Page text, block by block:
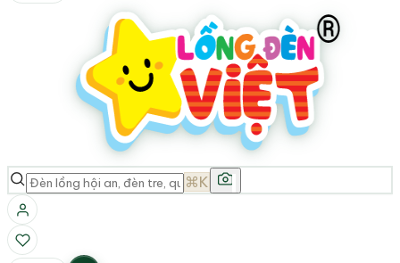
⌘K